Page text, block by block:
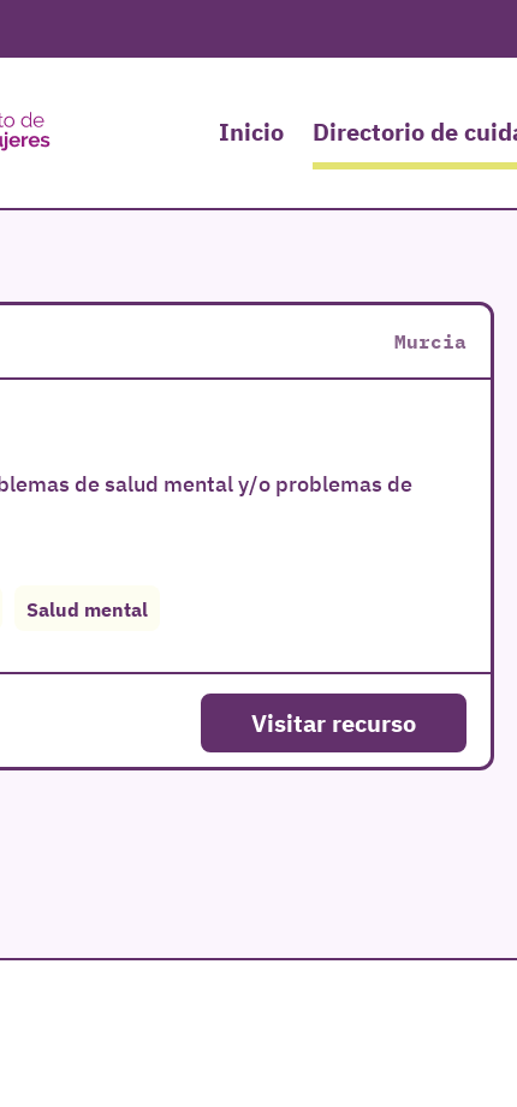
Inicio Directorio de
Murcia
de salud mental y/o problemas de
Salud mental
Visitar recurso